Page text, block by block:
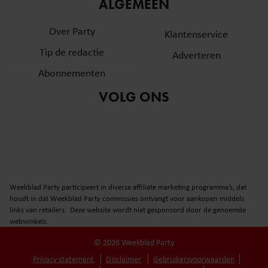
partners kunnen deze gegevens combineren met andere
verzameld op basis van uw gebruik van hun services. U
gaat akkoord met onze cookies als u onze website blijft
ALGEMEEN
Over Party
Tip de redactie
Abonnementen
Klantenservice
Adverteren
VOLG ONS
Weekblad Party participeert in diverse affiliate marketing programma’s, dat
houdt in dat Weekblad Party commissies ontvangt voor aankopen middels
links van retailers. Deze website wordt niet gesponsord door de genoemde
webwinkels.
© 2026 Weekblad Party
Privacy statement
Disclaimer
Gebruikersvoorwaarden